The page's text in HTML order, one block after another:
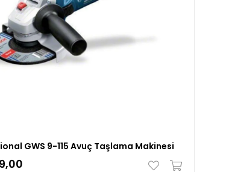
GWS 9-115 Avuç Taşlama Makinesi